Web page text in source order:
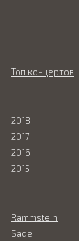
Топ концертов
2018
2017
2016
2015
Rammstein
Sade